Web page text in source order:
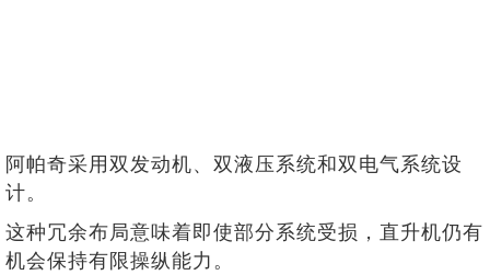
阿帕奇采用双发动机、双液压系统和双电气系统设
计。
这种冗余布局意味着即使部分系统受损，直升机仍有
机会保持有限操纵能力。